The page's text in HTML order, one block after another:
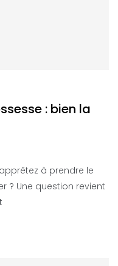
: bien la
à prendre le
? Une question revient